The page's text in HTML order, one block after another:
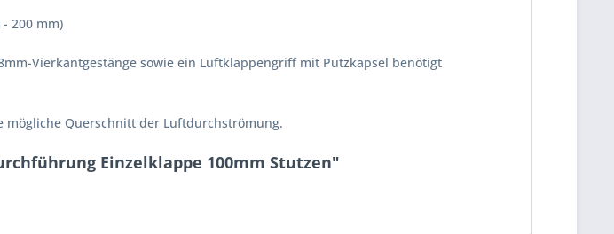
200 mm)
Vierkantgestänge sowie ein Luftklappengriff mit Putzkapsel benötigt
Querschnitt der Luftdurchströmung.
Einzelklappe 100mm Stutzen"